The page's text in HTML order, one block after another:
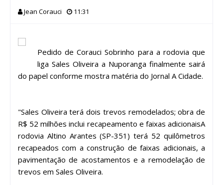
Jean Corauci 11:31
Pedido de Corauci Sobrinho para a rodovia que
liga Sales Oliveira a Nuporanga finalmente sairá
do papel conforme mostra matéria do Jornal A Cidade.
"Sales Oliveira terá dois trevos remodelados; obra de
R$ 52 milhões inclui recapeamento e faixas adicionaisA
rodovia Altino Arantes (SP-351) terá 52 quilômetros
recapeados com a construção de faixas adicionais, a
pavimentação de acostamentos e a remodelação de
trevos em Sales Oliveira.